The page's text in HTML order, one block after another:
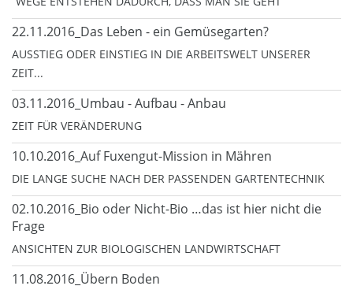
22.11.2016_Das Leben - ein Gemüsegarten?
AUSSTIEG ODER EINSTIEG IN DIE ARBEITSWELT UNSERER
ZEIT...
03.11.2016_Umbau - Aufbau - Anbau
ZEIT FÜR VERÄNDERUNG
10.10.2016_Auf Fuxengut-Mission in Mähren
DIE LANGE SUCHE NACH DER PASSENDEN GARTENTECHNIK
02.10.2016_Bio oder Nicht-Bio …das ist hier nicht die
Frage
ANSICHTEN ZUR BIOLOGISCHEN LANDWIRTSCHAFT
11.08.2016_Übern Boden